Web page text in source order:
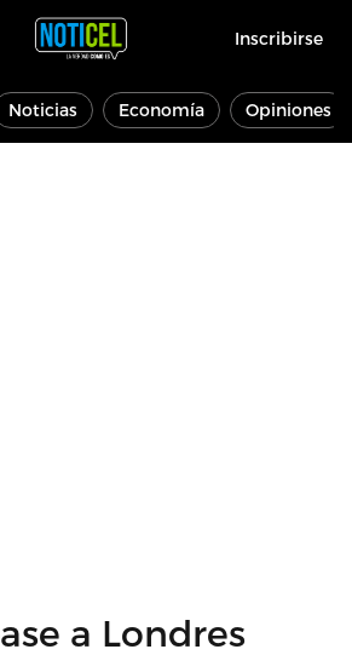
Inscribirse
Noticias Economía Opiniones
a Londres